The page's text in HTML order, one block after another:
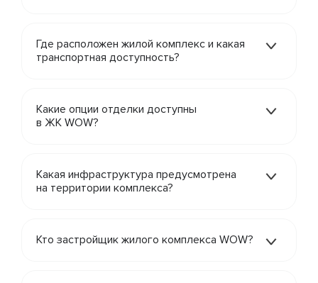
Где расположен жилой комплекс и какая
транспортная доступность?
Какие опции отделки доступны
в ЖК WOW?
Какая инфраструктура предусмотрена
на территории комплекса?
Кто застройщик жилого комплекса WOW?